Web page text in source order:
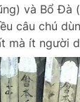
và Bổ Đà
câu chú
mà ít người